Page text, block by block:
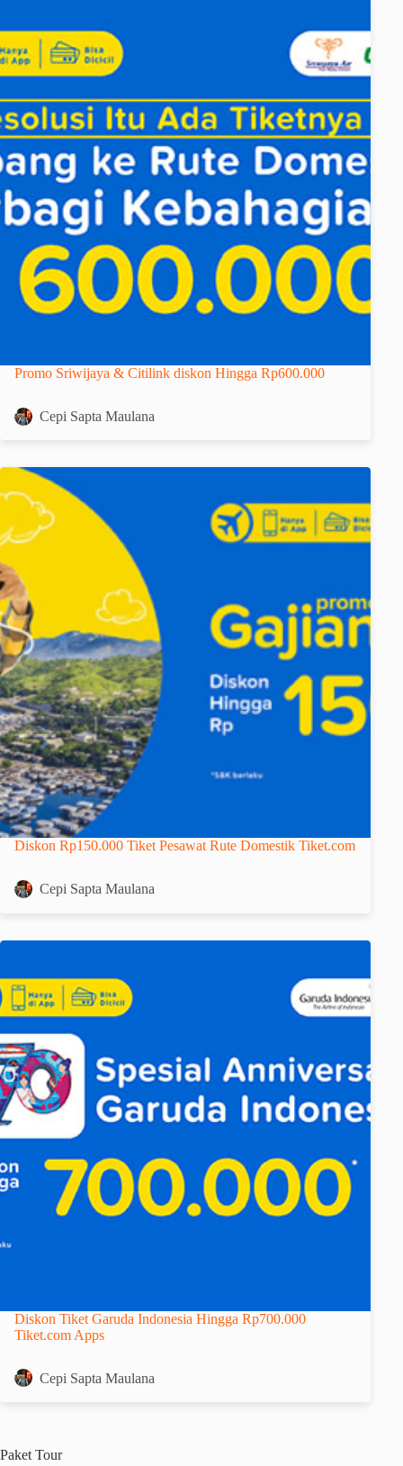
Promo Sriwijaya & Citilink diskon Hingga Rp600.000
Cepi Sapta Maulana
Diskon Rp150.000 Tiket Pesawat Rute Domestik Tiket.com
Cepi Sapta Maulana
Diskon Tiket Garuda Indonesia Hingga Rp700.000
Tiket.com Apps
Cepi Sapta Maulana
Paket Tour